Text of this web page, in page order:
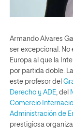
Armando Alvares
ser excepcional. No
Europa al que la
por partida doble.
este profesor del
Derecho y ADE , del
Comercio
Administración de
prestigiosa